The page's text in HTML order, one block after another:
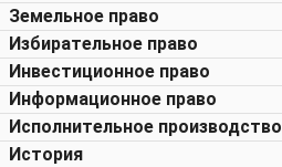
Земельное право
Избирательное право
Инвестиционное право
Информационное право
Исполнительное производство
История